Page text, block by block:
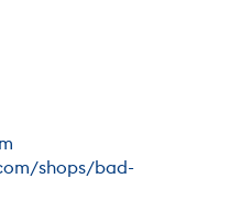
shops/bad-